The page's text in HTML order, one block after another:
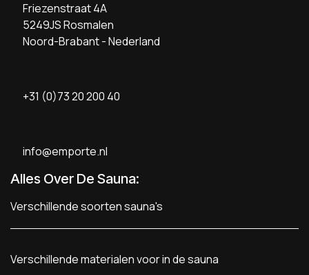
Friezenstraat 4A
5249JS Rosmalen
Noord-Brabant - Nederland
+31 (0)73 20 200 40
info@emporte.nl
Alles Over De Sauna:
Verschillende soorten sauna's
Verschillende materialen voor in de sauna